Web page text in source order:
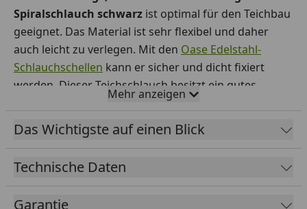
Spiralschlauch schwarz ist optimal für den Teichbau
geeignet. Das Material ist sehr flexibel und daher
auch leicht zu verlegen. Mit den Oase Edelstahl-
Schlauchschellen kann er sicher und dicht fixiert
werden. Dieser Teichschlauch besitzt ein gutes
Absinkverhalten und eine sehr glatte,
strömungsoptimierte Innenwandung. Er ist
temperaturbeständig von - 15 bis + 50°C. Außerdem
Druckbeständigkeit beträgt 3 bar. Er ist in 5 Größen
Mehr anzeigen
Das Wichtigste auf einen Blick
Technische Daten
Garantie